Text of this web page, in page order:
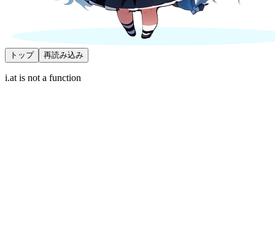
トップ 再読み込み
i.at is not a function